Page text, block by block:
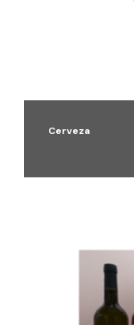
Cerveza